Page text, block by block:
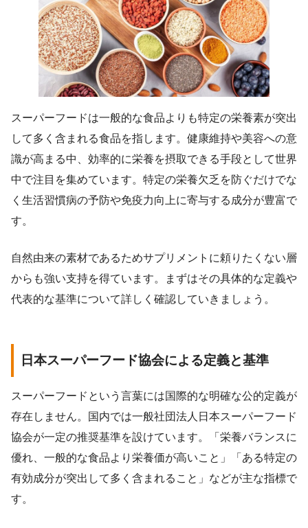
スーパーフードは一般的な食品よりも特定の栄養素が突出
して多く含まれる食品を指します。健康維持や美容への意
識が高まる中、効率的に栄養を摂取できる手段として世界
中で注目を集めています。特定の栄養欠乏を防ぐだけでな
く生活習慣病の予防や免疫力向上に寄与する成分が豊富で
す。
自然由来の素材であるためサプリメントに頼りたくない層
からも強い支持を得ています。まずはその具体的な定義や
代表的な基準について詳しく確認していきましょう。
日本スーパーフード協会による定義と基準
スーパーフードという言葉には国際的な明確な公的定義が
存在しません。国内では一般社団法人日本スーパーフード
協会が一定の推奨基準を設けています。「栄養バランスに
優れ、一般的な食品より栄養価が高いこと」「ある特定の
有効成分が突出して多く含まれること」などが主な指標で
す。